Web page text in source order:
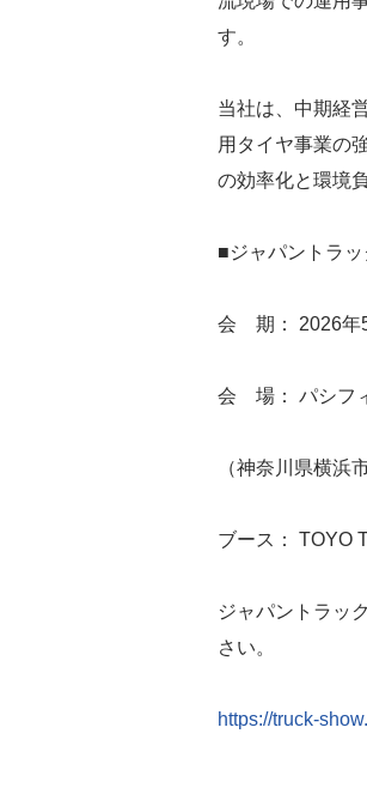
す。
当社は、中期経
用タイヤ事業の
の効率化と環境
■ジャパントラ
会 期： 2026年5
会 場： パシフ
（神奈川県横浜
ブース： TOYO
ジャパントラッ
さい。
https://truck-